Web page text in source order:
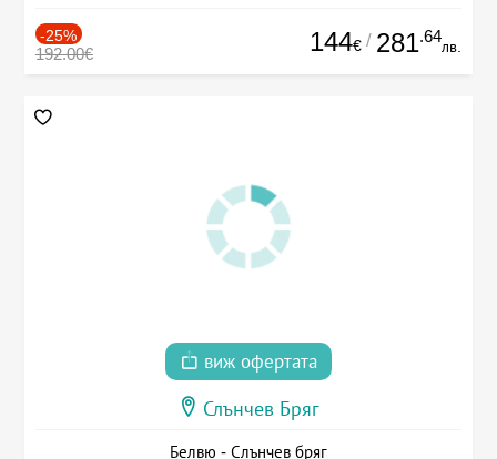
-25%
192.00€ 144€ / 281.64
лв.
виж офертата
Слънчев Бряг
Белвю - Слънчев бряг